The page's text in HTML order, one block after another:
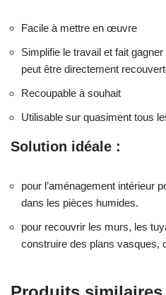
Facile à mettre en œuvre
Simplifie le travail et fait
peut être directement
Recoupable à souhait
Utilisable sur quasiment tous
Solution idéale :
pour l’aménagement intérieur
dans les pièces humides.
pour recouvrir les murs, les
construire des plans vasques,